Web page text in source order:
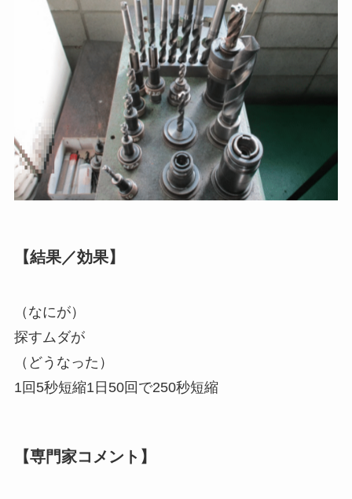
【結果／効果】
（なにが）
探すムダが
（どうなった）
1回5秒短縮1日50回で250秒短縮
【専門家コメント】